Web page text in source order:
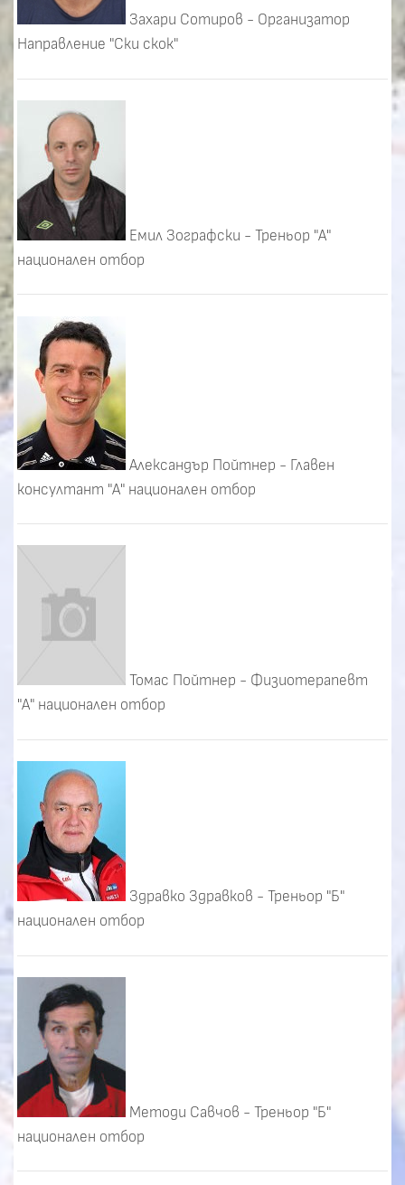
Захари Сотиров - Организатор
Направление "Ски скок"
Емил Зографски - Треньор "А"
национален отбор
Александър Пойтнер - Главен
консултант "А" национален отбор
Томас Пойтнер - Физиотерапевт
"А" национален отбор
Здравко Здравков - Треньор "Б"
национален отбор
Методи Савчов - Треньор "Б"
национален отбор